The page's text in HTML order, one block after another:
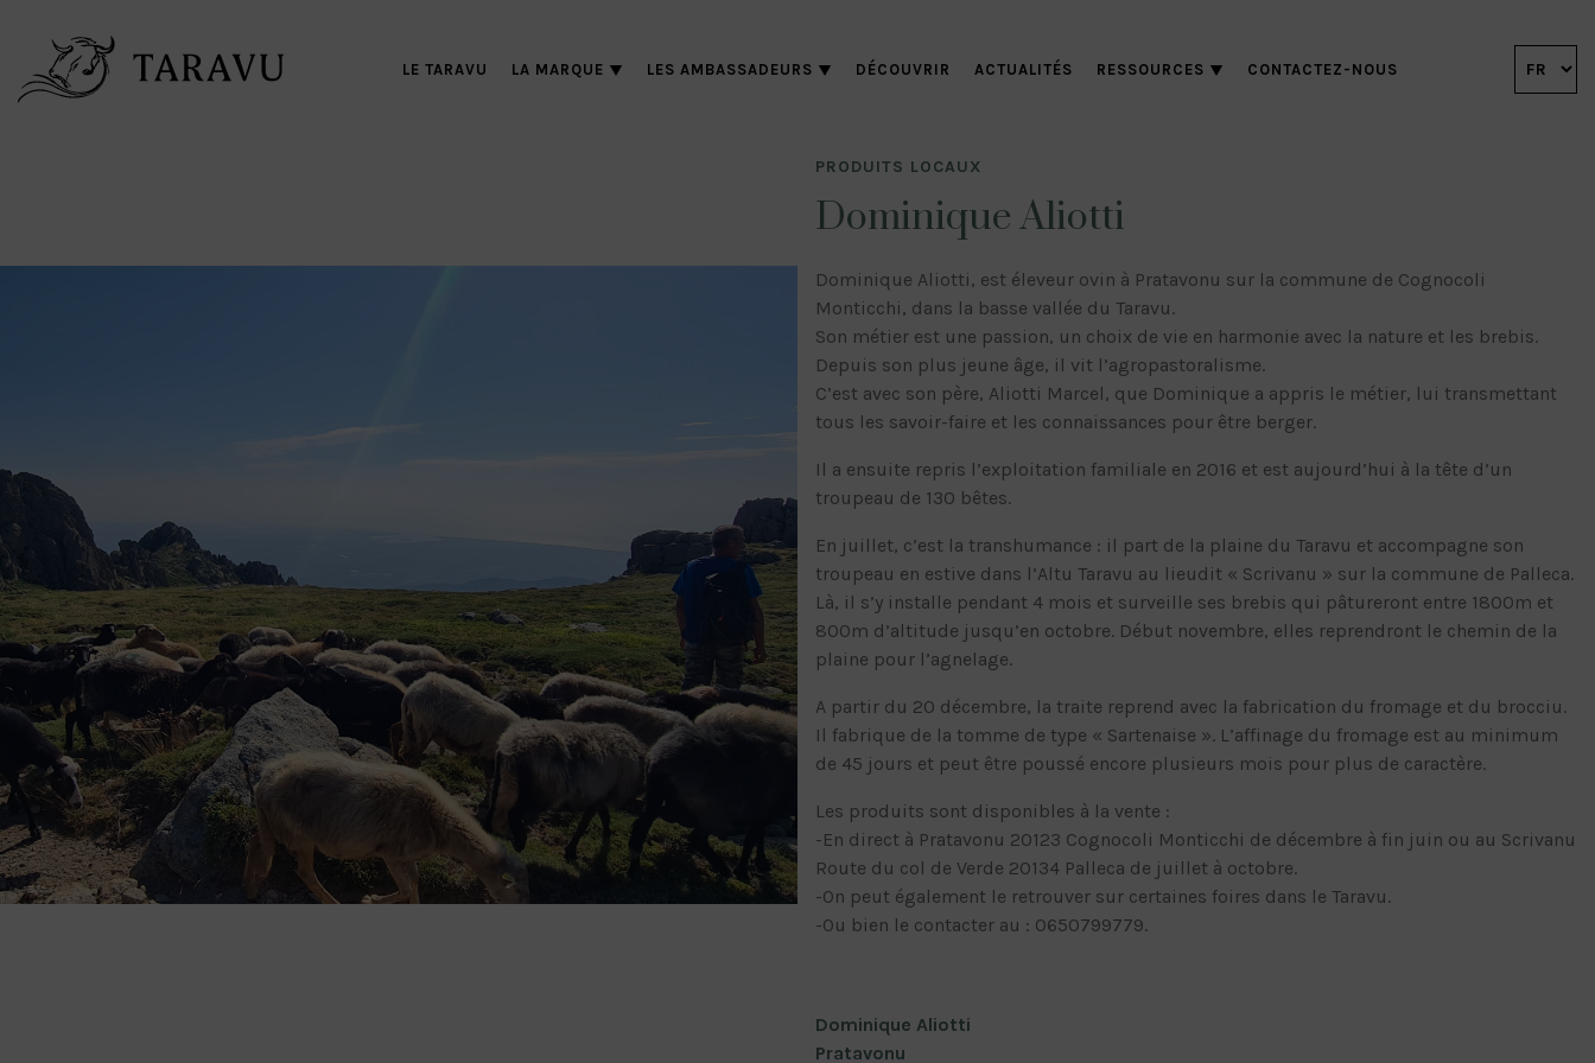
LE TARAVU LA MARQUE LES AMBASSADEURS DÉCOUVRIR ACTUALITÉS RESSOURCES CONTACTEZ-NOUS
PRODUITS LOCAUX
Dominique Aliotti
Dominique Aliotti, est éleveur ovin à Pratavonu sur la commune de Cognocoli
Monticchi, dans la basse vallée du Taravu.
Son métier est une passion, un choix de vie en harmonie avec la nature et les brebis.
Depuis son plus jeune âge, il vit l’agropastoralisme.
C’est avec son père, Aliotti Marcel, que Dominique a appris le métier, lui transmettant
tous les savoir-faire et les connaissances pour être berger.
Il a ensuite repris l’exploitation familiale en 2016 et est aujourd’hui à la tête d’un
troupeau de 130 bêtes.
En juillet, c’est la transhumance : il part de la plaine du Taravu et accompagne son
troupeau en estive dans l’Altu Taravu au lieudit « Scrivanu » sur la commune de Palleca.
Là, il s’y installe pendant 4 mois et surveille ses brebis qui pâtureront entre 1800m et
800m d’altitude jusqu’en octobre. Début novembre, elles reprendront le chemin de la
plaine pour l’agnelage.
A partir du 20 décembre, la traite reprend avec la fabrication du fromage et du brocciu.
Il fabrique de la tomme de type « Sartenaise ». L’affinage du fromage est au minimum
de 45 jours et peut être poussé encore plusieurs mois pour plus de caractère.
Les produits sont disponibles à la vente :
-En direct à Pratavonu 20123 Cognocoli Monticchi de décembre à fin juin ou au Scrivanu
Route du col de Verde 20134 Palleca de juillet à octobre.
-On peut également le retrouver sur certaines foires dans le Taravu.
-Ou bien le contacter au : 0650799779.
Dominique Aliotti
Pratavonu